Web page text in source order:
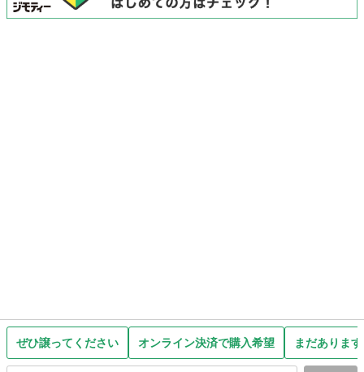
ぜひ譲ってください オンライン決済で購入希望 まだありま